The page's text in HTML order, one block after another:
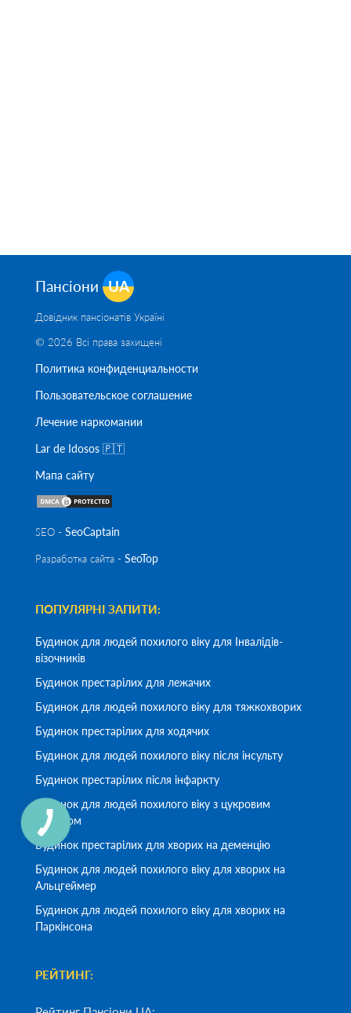
Пансіони UA
Довідник пансіонатів Україні
© 2026 Всі права захищені
Политика конфиденциальности
Пользовательское соглашение
Лечение наркомании
Lar de Idosos 🇵🇹
Мапа сайту
SEO - SeoСaptain
Разработка сайта - SeoTop
ПОПУЛЯРНІ ЗАПИТИ:
Будинок для людей похилого віку для Інвалідів-
візочників
Будинок престарілих для лежачих
Будинок для людей похилого віку для тяжкохворих
Будинок престарілих для ходячих
Будинок для людей похилого віку після інсульту
Будинок престарілих після інфаркту
Будинок для людей похилого віку з цукровим
діабетом
Будинок престарілих для хворих на деменцію
Будинок для людей похилого віку для хворих на
Альцгеймер
Будинок для людей похилого віку для хворих на
Паркінсона
РЕЙТИНГ: